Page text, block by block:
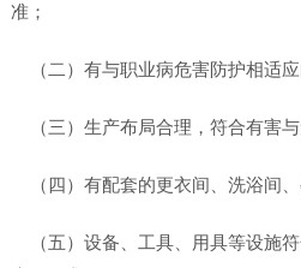
准；
（二）有与职业病危害防护相适应
（三）生产布局合理，符合有害与
（四）有配套的更衣间、洗浴间、
（五）设备、工具、用具等设施